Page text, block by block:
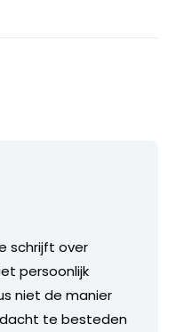
schrijft over
persoonlijk
niet de manier
te besteden